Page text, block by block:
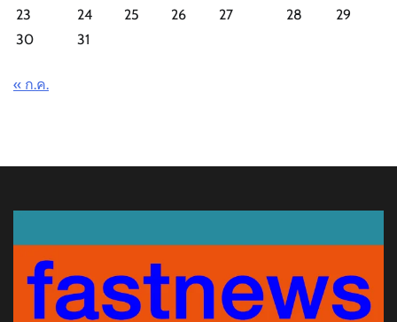
23
24 25 26 27 28
29
30
31
« ก.ค.